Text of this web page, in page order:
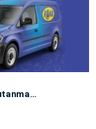
de yok artık'